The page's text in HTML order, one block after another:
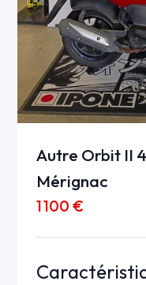
Autre Orbit II
Mérignac
1 100 €